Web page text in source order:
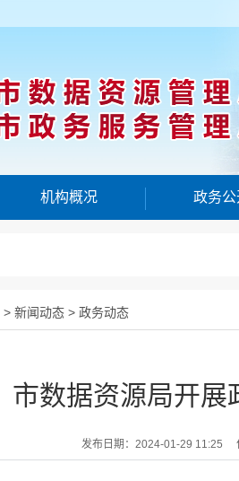
机构概况 政务公
> 新闻动态 > 政务动态
市数据资源局开展
发布日期：2024-01-29 11:25